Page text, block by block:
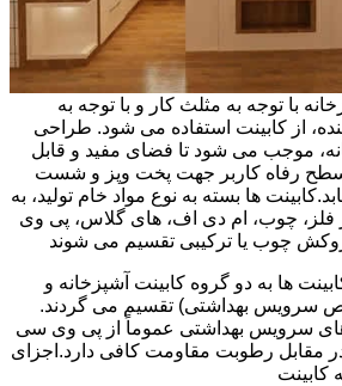
با توجه به مثلث کار و با توجه به
از کابینت استفاده می شود. طراحی
موجب می شود تا فضای مفید و قابل
سطح رفاه کاربر جهت پخت وپز و شست
ها بسته به نوع مواد خام تولید، به
فلز، چوب، ام دی اف، های گلاس، پی وی
چوب یا ترکیبی تقسیم می شوند
ها به دو گروه کابینت آشپزخانه و
سرویس بهداشتی) تقسیم می گردند.
های سرویس بهداشتی عموماً از پی وی سی
مقابل رطوبت مقاومت کافی دارد.اجزای
کابینت